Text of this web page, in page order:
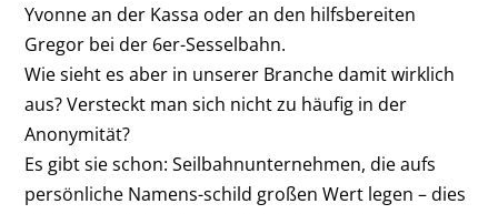
Yvonne an der Kassa oder an den hilfsbereiten
Gregor bei der 6er-Sesselbahn.
Wie sieht es aber in unserer Branche damit wirklich
aus? Versteckt man sich nicht zu häufig in der
Anonymität?
Es gibt sie schon: Seilbahnunternehmen, die aufs
persönliche Namens-schild großen Wert legen – dies